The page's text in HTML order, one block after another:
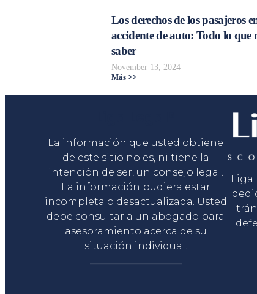
Los derechos de los pasajeros
accidente de auto: Todo lo que
saber
November 13, 2024
Más >>
La información que usted obtiene
de este sitio no es, ni tiene la
intención de ser, un consejo legal.
La información pudiera estar
incompleta o desactualizada. Usted
debe consultar a un abogado para
asesoramiento acerca de su
situación individual.
Liga